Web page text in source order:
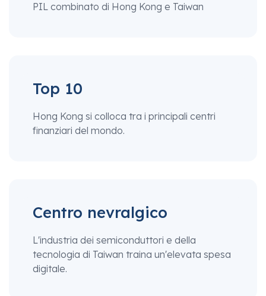
PIL combinato di Hong Kong e Taiwan
Top 10
Hong Kong si colloca tra i principali centri
finanziari del mondo.
Centro nevralgico
L'industria dei semiconduttori e della
tecnologia di Taiwan traina un'elevata spesa
digitale.